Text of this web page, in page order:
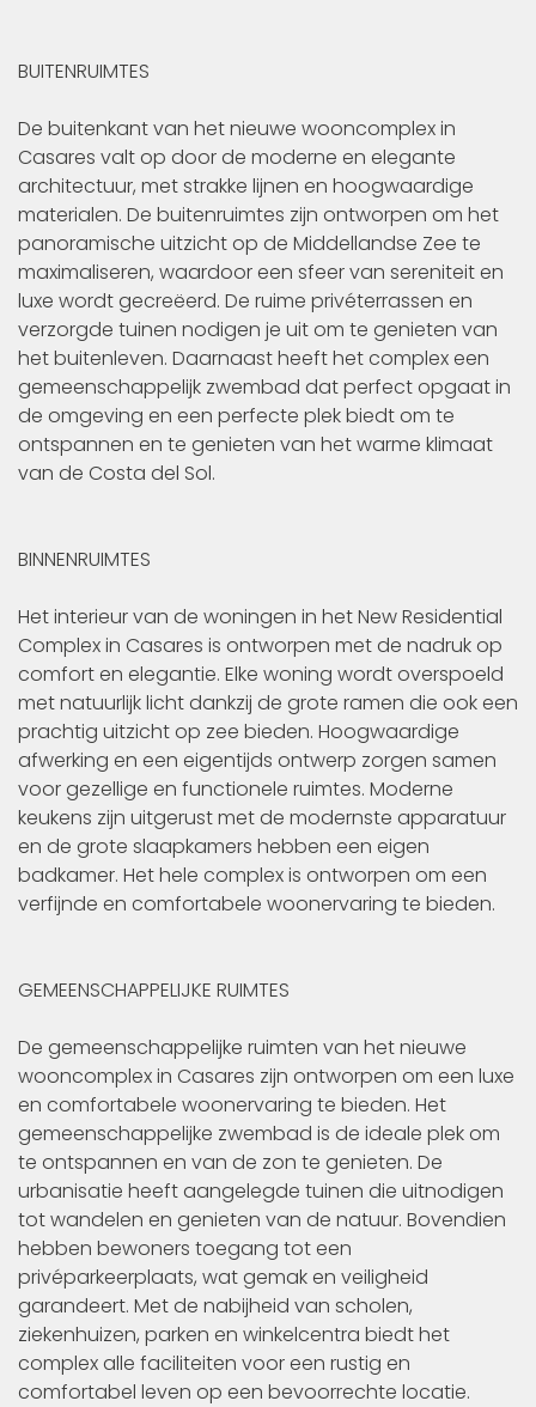
BUITENRUIMTES
De buitenkant van het nieuwe wooncomplex in
Casares valt op door de moderne en elegante
architectuur, met strakke lijnen en hoogwaardige
materialen. De buitenruimtes zijn ontworpen om het
panoramische uitzicht op de Middellandse Zee te
maximaliseren, waardoor een sfeer van sereniteit en
luxe wordt gecreëerd. De ruime privéterrassen en
verzorgde tuinen nodigen je uit om te genieten van
het buitenleven. Daarnaast heeft het complex een
gemeenschappelijk zwembad dat perfect opgaat in
de omgeving en een perfecte plek biedt om te
ontspannen en te genieten van het warme klimaat
van de Costa del Sol.
BINNENRUIMTES
Het interieur van de woningen in het New Residential
Complex in Casares is ontworpen met de nadruk op
comfort en elegantie. Elke woning wordt overspoeld
met natuurlijk licht dankzij de grote ramen die ook een
prachtig uitzicht op zee bieden. Hoogwaardige
afwerking en een eigentijds ontwerp zorgen samen
voor gezellige en functionele ruimtes. Moderne
keukens zijn uitgerust met de modernste apparatuur
en de grote slaapkamers hebben een eigen
badkamer. Het hele complex is ontworpen om een
verfijnde en comfortabele woonervaring te bieden.
GEMEENSCHAPPELIJKE RUIMTES
De gemeenschappelijke ruimten van het nieuwe
wooncomplex in Casares zijn ontworpen om een luxe
en comfortabele woonervaring te bieden. Het
gemeenschappelijke zwembad is de ideale plek om
te ontspannen en van de zon te genieten. De
urbanisatie heeft aangelegde tuinen die uitnodigen
tot wandelen en genieten van de natuur. Bovendien
hebben bewoners toegang tot een
privéparkeerplaats, wat gemak en veiligheid
garandeert. Met de nabijheid van scholen,
ziekenhuizen, parken en winkelcentra biedt het
complex alle faciliteiten voor een rustig en
comfortabel leven op een bevoorrechte locatie.